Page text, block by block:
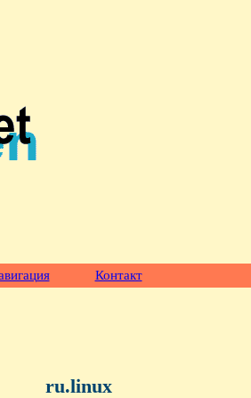
Контакт
ru.linux